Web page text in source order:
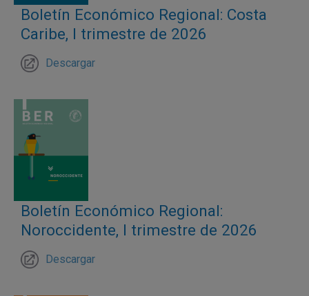
Boletín Económico Regional: Costa
Caribe, I trimestre de 2026
Descargar
Boletín Económico Regional:
Noroccidente, I trimestre de 2026
Descargar